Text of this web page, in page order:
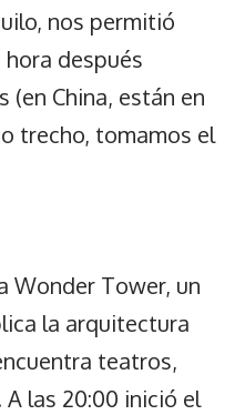
nos permitió
después
(en China, están en
trecho, tomamos el
Wonder Tower, un
la arquitectura
teatros,
las 20:00 inició el